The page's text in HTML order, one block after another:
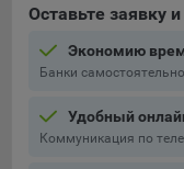
аудитории и в
Технические/
Необходимые для
платформ «Google
Оставьте заявку
Экономию
Банки
Удобный
Коммуникация по